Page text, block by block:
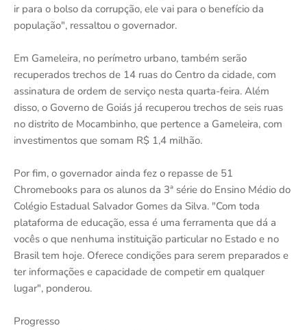
ir para o bolso da corrupção, ele vai para o benefício da
população", ressaltou o governador.
Em Gameleira, no perímetro urbano, também serão
recuperados trechos de 14 ruas do Centro da cidade, com
assinatura de ordem de serviço nesta quarta-feira. Além
disso, o Governo de Goiás já recuperou trechos de seis ruas
no distrito de Mocambinho, que pertence a Gameleira, com
investimentos que somam R$ 1,4 milhão.
Por fim, o governador ainda fez o repasse de 51
Chromebooks para os alunos da 3ª série do Ensino Médio do
Colégio Estadual Salvador Gomes da Silva. "Com toda
plataforma de educação, essa é uma ferramenta que dá a
vocês o que nenhuma instituição particular no Estado e no
Brasil tem hoje. Oferece condições para serem preparados e
ter informações e capacidade de competir em qualquer
lugar", ponderou.
Progresso